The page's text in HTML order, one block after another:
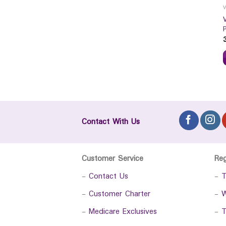
Contact With Us
Customer Service
- Contact Us
- Customer Charter
- Medicare Exclusives
-
-
-